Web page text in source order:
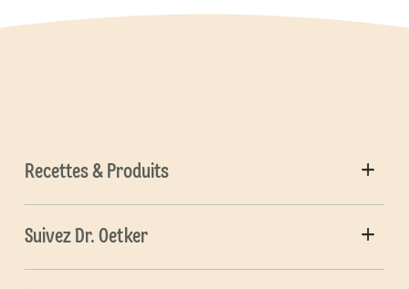
Recettes & Produits
Suivez Dr. Oetker